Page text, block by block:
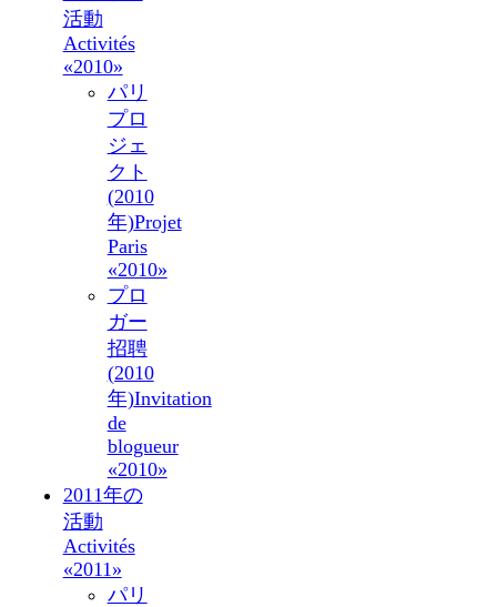
活動
Activités
«2010»
パリ
プロ
ジェ
クト
(2010
年)Projet
Paris
«2010»
プロ
ガー
招聘
(2010
年)Invitation
de
blogueur
«2010»
2011年の
活動
Activités
«2011»
パリ